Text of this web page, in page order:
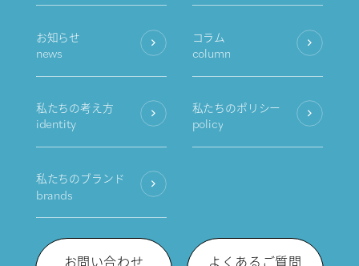
お知らせ
news
コラム
column
私たちの考え方
identity
私たちのポリシー
policy
私たちのブランド
brands
お問い合わせ よくあるご質問